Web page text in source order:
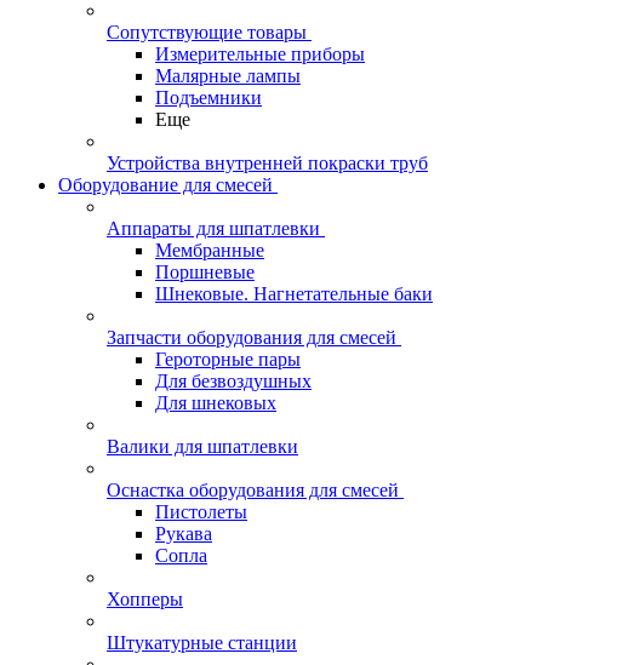
Сопутствующие товары
Измерительные приборы
Малярные лампы
Подъемники
Еще
Устройства внутренней покраски труб
Оборудование для смесей
Аппараты для шпатлевки
Мембранные
Поршневые
Шнековые. Нагнетательные баки
Запчасти оборудования для смесей
Героторные пары
Для безвоздушных
Для шнековых
Валики для шпатлевки
Оснастка оборудования для смесей
Пистолеты
Рукава
Сопла
Хопперы
Штукатурные станции